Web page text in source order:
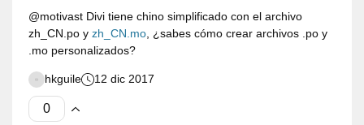
@motivast Divi tiene chino simplificado con el archivo
zh_CN.po y zh_CN.mo , ¿sabes cómo crear archivos .po y
.mo personalizados?
hkguile 12 dic 2017